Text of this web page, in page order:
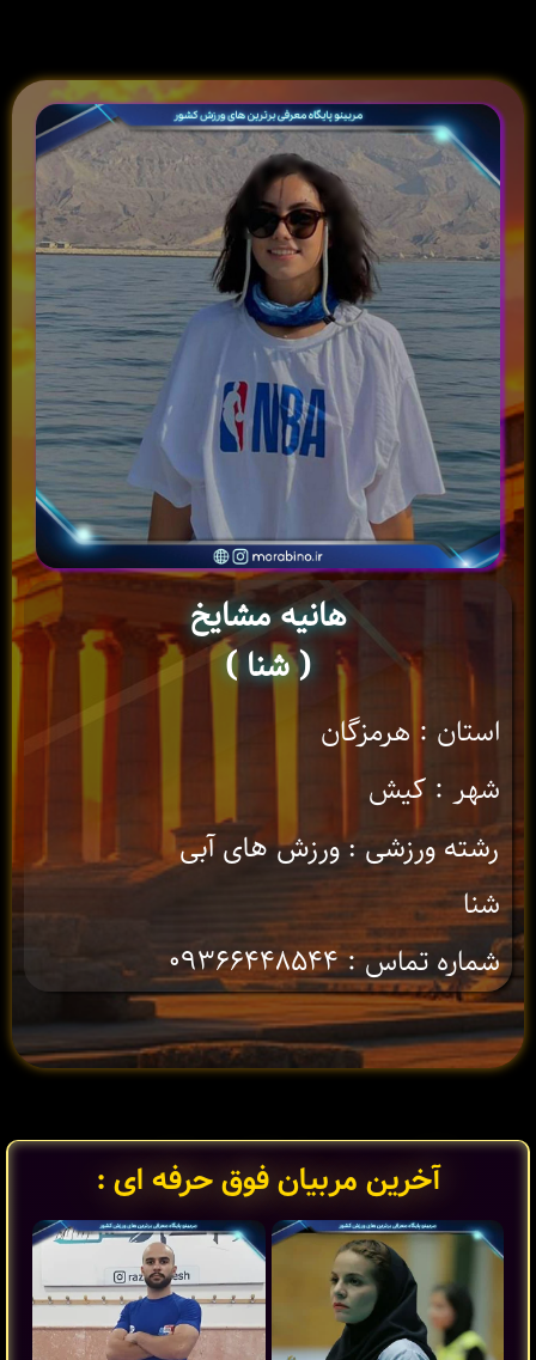
هانیه مشایخ
( شنا )
استان : هرمزگان
شهر : کیش
رشته ورزشی : ورزش های آبی
شنا
شماره تماس : ۰۹۳۶۶۴۴۸۵۴۴
آخرین مربیان فوق حرفه ای :